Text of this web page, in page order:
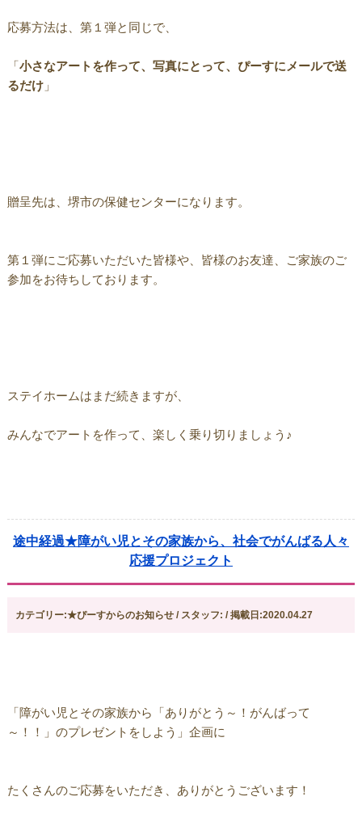
応募方法は、第１弾と同じで、
「小さなアートを作って、写真にとって、ぴーすにメールで送
るだけ」
贈呈先は、堺市の保健センターになります。
第１弾にご応募いただいた皆様や、皆様のお友達、ご家族のご
参加をお待ちしております。
ステイホームはまだ続きますが、
みんなでアートを作って、楽しく乗り切りましょう♪
途中経過★障がい児とその家族から、社会でがんばる人々
応援プロジェクト
カテゴリー:★ぴーすからのお知らせ / スタッフ: / 掲載日:2020.04.27
「障がい児とその家族から「ありがとう～！がんばって
～！！」のプレゼントをしよう」企画に
たくさんのご応募をいただき、ありがとうございます！